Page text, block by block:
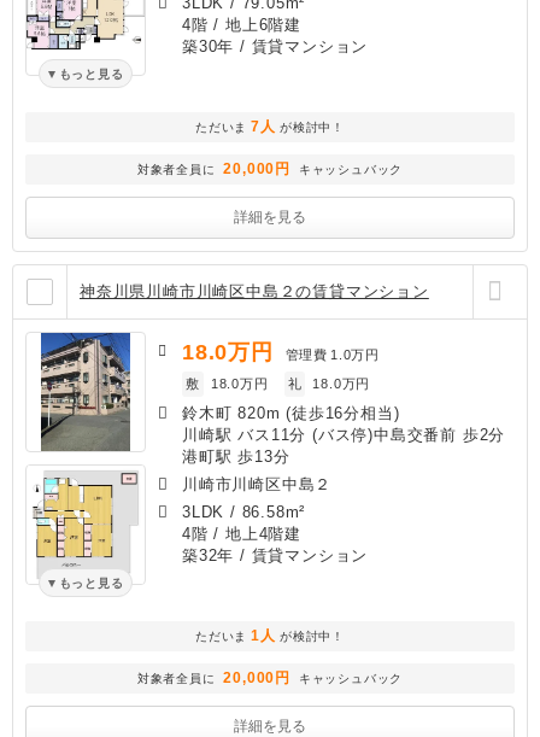
もっと見る
4階 / 地上6階建
築30年 / 賃貸マンション
ただいま 7人 が検討中！
対象者全員に 20,000円 キャッシュバック
詳細を見る
神奈川県川崎市川崎区中島２の賃貸マンション
もっと見る
18.0万円 管理費 1.0万円
敷
18.0万円 礼 18.0万円
鈴木町 820m (徒歩16分相当)
川崎駅 バス11分 (バス停)中島交番前 歩2分
港町駅 歩13分
川崎市川崎区中島２
3LDK / 86.58m²
4階 / 地上4階建
築32年 / 賃貸マンション
ただいま 1人 が検討中！
対象者全員に 20,000円 キャッシュバック
詳細を見る